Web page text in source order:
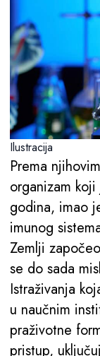
Ilustracija
Prema
organizam
godina, imao
imunog
Zemlji
se do sada
Istraživanja
u naučnim
praživotne
pristup,